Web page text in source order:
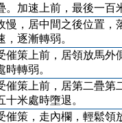
。加速上前，最後一百
慢，居中間之後位置，
，逐漸轉弱。
催策上前，居領放馬外
時轉弱。
催策上前，居第二疊第
十米處時墮退。
催策，走內欄，輕鬆領